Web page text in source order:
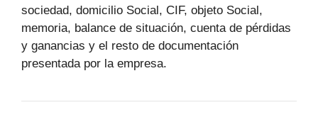
sociedad, domicilio Social, CIF, objeto Social,
memoria, balance de situación, cuenta de pérdidas
y ganancias y el resto de documentación
presentada por la empresa.